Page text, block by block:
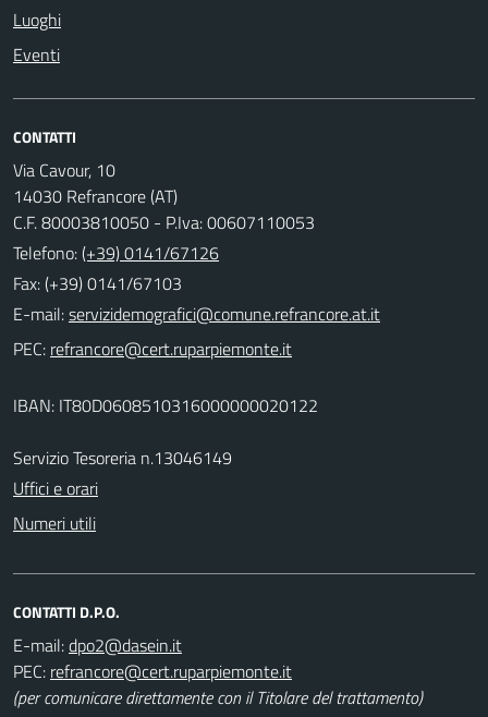
Luoghi
Eventi
CONTATTI
Via Cavour, 10
14030 Refrancore (AT)
C.F. 80003810050 - P.Iva: 00607110053
Telefono:(+39) 0141/67126
Fax: (+39) 0141/67103
E-mail:
PEC:
IBAN: IT80D0608510316000000020122
Servizio Tesoreria n.13046149
Uffici e orari
Numeri utili
CONTATTI D.P.O.
E-mail:
PEC:
(per comunicare direttamente con il Titolare del trattamento)